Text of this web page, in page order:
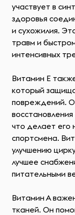
участвует в
здоровья
и сухожилия.
травм и
интенсивных
Витамин Е
который
повреждений.
что делает его
спортсмена.
улучшению
лучшее
питательными
Витамин А
тканей. Он